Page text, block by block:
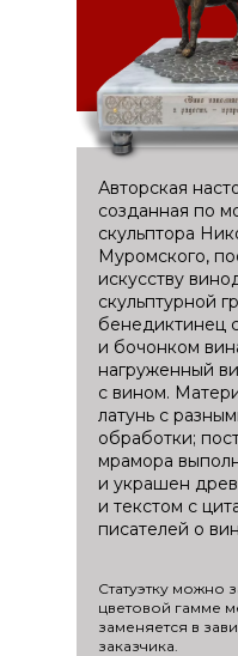
Авторская
созданная по
скульптора
Муромского,
искусству
скульптурной
бенедиктинец
и бочонком
нагруженный
с вином.
латунь с
обработки;
мрамора
и украшен
и текстом с
писателей о
Статуэтку можно
цветовой гамме
заменяется в
заказчика.